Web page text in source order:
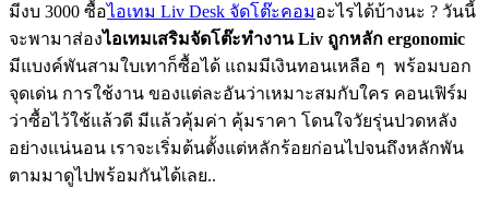
มีงบ 3000 ซื้อไอเทม Liv Desk จัดโต๊ะคอมอะไรได้บ้างนะ ? วันนี้
จะพามาส่องไอเทมเสริมจัดโต๊ะทำงาน Liv ถูกหลัก ergonomic
มีแบงค์พันสามใบเทาก็ซื้อได้ แถมมีเงินทอนเหลือ ๆ พร้อมบอก
จุดเด่น การใช้งาน ของแต่ละอันว่าเหมาะสมกับใคร คอนเฟิร์ม
ว่าซื้อไว้ใช้แล้วดี มีแล้วคุ้มค่า คุ้มราคา โดนใจวัยรุ่นปวดหลัง
อย่างแน่นอน เราจะเริ่มต้นตั้งแต่หลักร้อยก่อนไปจนถึงหลักพัน
ตามมาดูไปพร้อมกันได้เลย..